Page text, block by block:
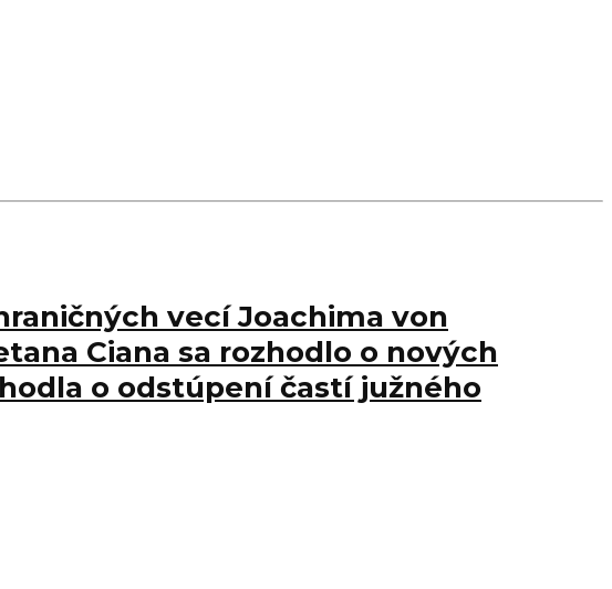
vecí Joachima von
Ciana sa rozhodlo o nových
o odstúpení častí južného